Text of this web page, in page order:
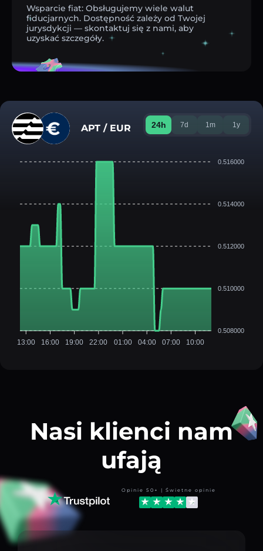
Wsparcie fiat: Obsługujemy wiele walut
fiducjarnych. Dostępność zależy od Twojej
jurysdykcji — skontaktuj się z nami, aby
uzyskać szczegóły.
APT / EUR 24h 7d 1m 1y
0.516000
0.514000
0.512000
0.510000
0.508000
13:00 16:00 19:00 22:00 01:00 04:00 07:00 10:00
Nasi klienci nam
ufają
Opinie 50+ | Świetne opinie